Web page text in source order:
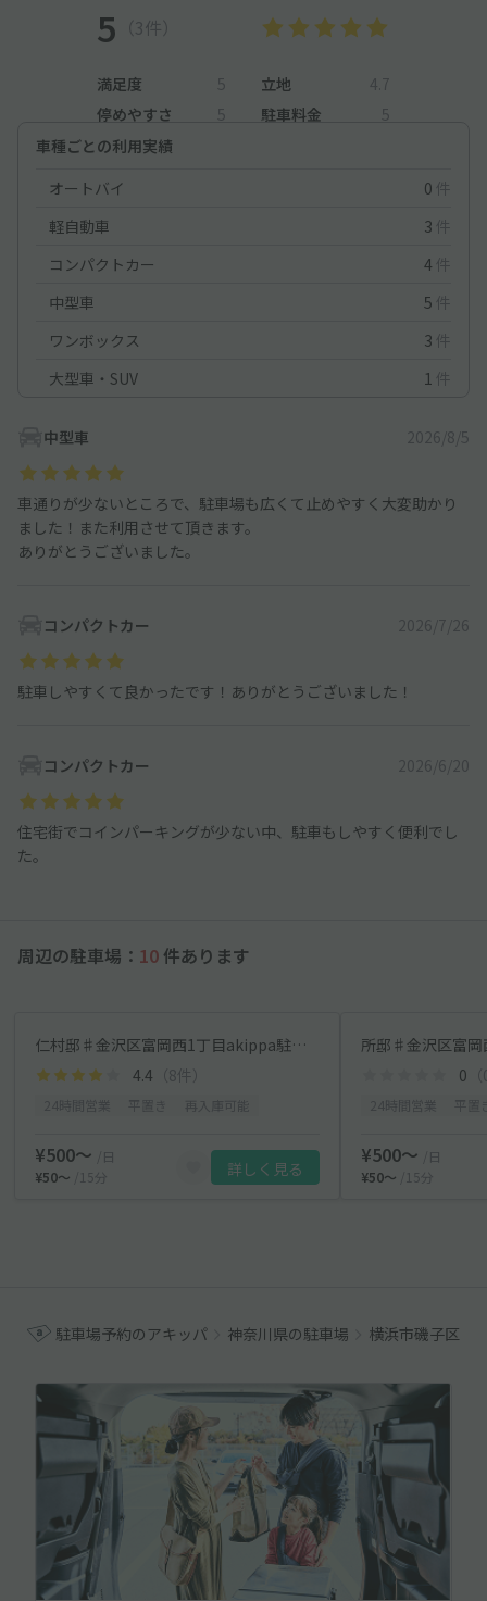
5 （3件）
満足度 5 立地
4.7
停めやすさ
5 駐車料金
5
車種ごとの利用実績
オートバイ
0 件
軽自動車
3 件
コンパクトカー
4 件
中型車
5 件
ワンボックス
3 件
大型車・SUV
1 件
中型車 2026/8/5
車通りが少ないところで、駐車場も広くて止めやすく大変助かり
ました！また利用させて頂きます。
ありがとうございました。
コンパクトカー 2026/7/26
駐車しやすくて良かったです！ありがとうございました！
コンパクトカー 2026/6/20
住宅街でコインパーキングが少ない中、駐車もしやすく便利でし
た。
周辺の駐車場： 10 件あります
仁村邸♯金沢区富岡西1丁目akippa駐車場
4.4 （8件）
¥500〜
/日
¥50〜
/15分 詳しく見る
所邸♯金沢区富
0
¥500〜
/日
¥50〜
/15分
駐車場予約のアキッパ 神奈川県の駐車場 横浜市磯子区の